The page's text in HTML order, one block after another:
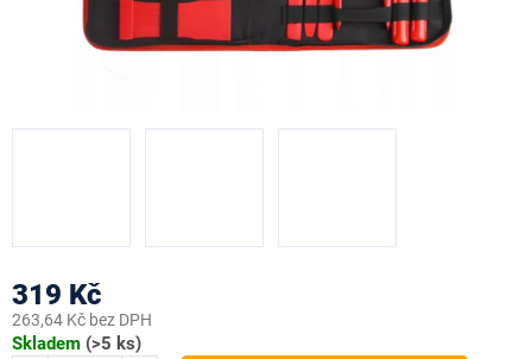
319 Kč
263,64 Kč bez DPH
Měrná
Skladem (>5 ks)